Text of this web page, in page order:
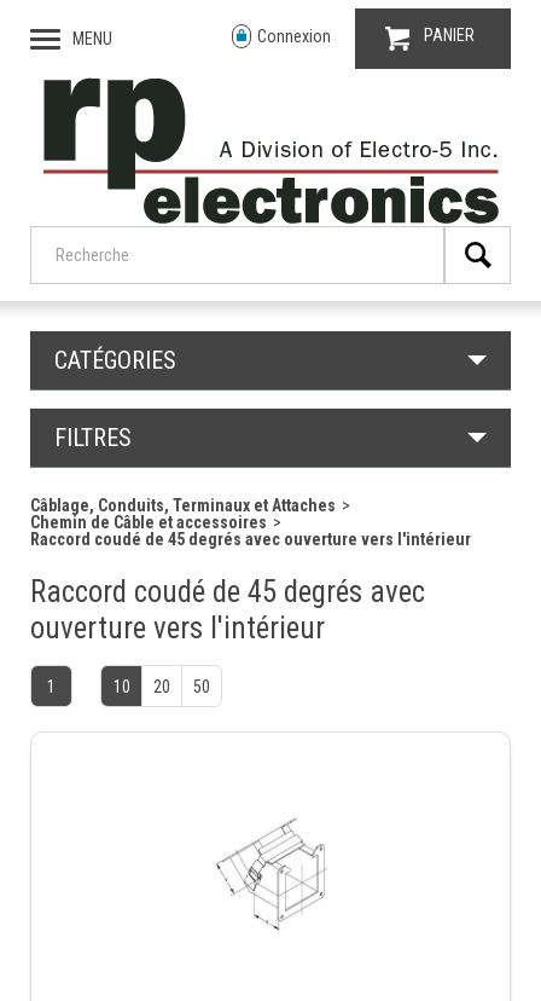
MENU Connexion PANIER
CATÉGORIES
FILTRES
Câblage, Conduits, Terminaux et Attaches
Chemin de Câble et accessoires
Raccord coudé de 45 degrés avec ouverture vers l'intérieur
Raccord coudé de 45 degrés avec
ouverture vers l'intérieur
1 10 20 50